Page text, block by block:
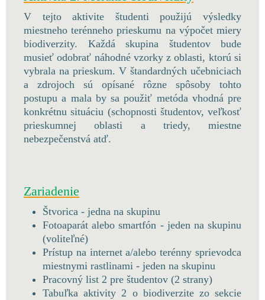
V tejto aktivite študenti použijú výsledky
miestneho terénneho prieskumu na výpočet miery
biodiverzity. Každá skupina študentov bude
musieť odobrať náhodné vzorky z oblasti, ktorú si
vybrala na prieskum. V štandardných učebniciach
a zdrojoch sú opísané rôzne spôsoby tohto
postupu a mala by sa použiť metóda vhodná pre
konkrétnu situáciu (schopnosti študentov, veľkosť
prieskumnej oblasti a triedy, miestne
nebezpečenstvá atď.
Zariadenie
Štvorica - jedna na skupinu
Fotoaparát alebo smartfón - jeden na skupinu
(voliteľné)
Prístup na internet a/alebo terénny sprievodca
miestnymi rastlinami - jeden na skupinu
Pracovný list 2 pre študentov (2 strany)
Tabuľka aktivity 2 o biodiverzite zo sekcie